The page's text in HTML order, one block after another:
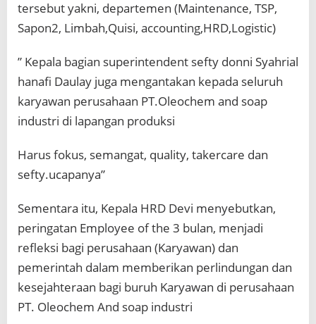
tersebut yakni, departemen (Maintenance, TSP,
Sapon2, Limbah,Quisi, accounting,HRD,Logistic)
” Kepala bagian superintendent sefty donni Syahrial
hanafi Daulay juga mengantakan kepada seluruh
karyawan perusahaan PT.Oleochem and soap
industri di lapangan produksi
Harus fokus, semangat, quality, takercare dan
sefty.ucapanya”
Sementara itu, Kepala HRD Devi menyebutkan,
peringatan Employee of the 3 bulan, menjadi
refleksi bagi perusahaan (Karyawan) dan
pemerintah dalam memberikan perlindungan dan
kesejahteraan bagi buruh Karyawan di perusahaan
PT. Oleochem And soap industri